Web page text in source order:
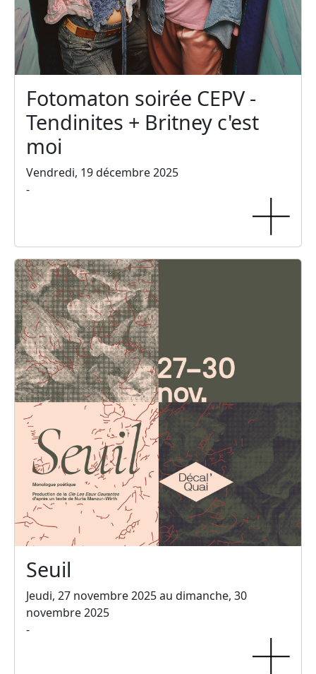
Fotomaton soirée CEPV -
Tendinites + Britney c'est
moi
Vendredi, 19 décembre 2025
-
Seuil
Jeudi, 27 novembre 2025 au dimanche, 30
novembre 2025
-